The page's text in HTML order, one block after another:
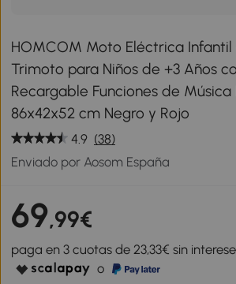
HOMCOM Moto Eléctrica Infantil
Trimoto para Niños de +3 Años
Recargable Funciones de Música
86x42x52 cm Negro y Rojo
4.9 (38)
Enviado por Aosom España
69,99€
paga en 3 cuotas de 23,33€ sin
o